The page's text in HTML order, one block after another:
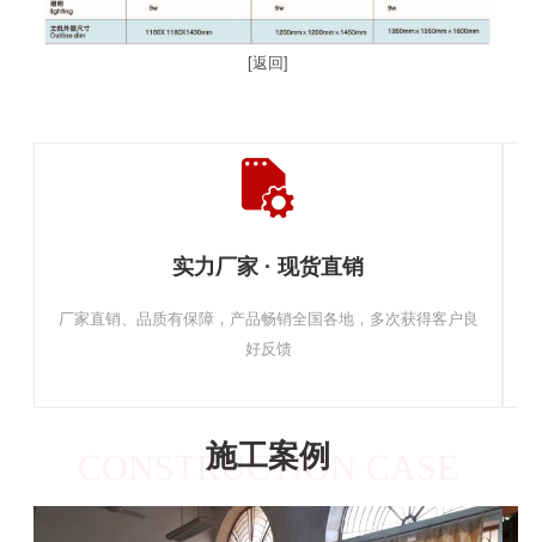
[返回]
实力厂家 · 现货直销
厂家直销、品质有保障，产品畅销全国各地，多次获得客户良
好反馈
施工案例
CONSTRUCTION CASE